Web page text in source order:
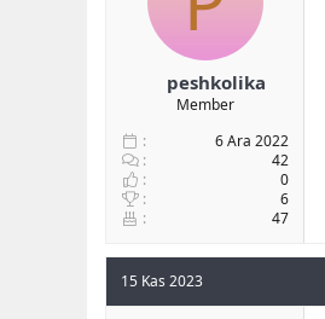
peshkolika
Member
6 Ara 2022
42
0
6
47
15 Kas 2023